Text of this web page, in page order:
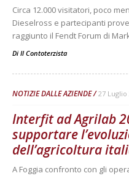
Circa 12.000 visitatori, poco
Dieselross e partecipanti
raggiunto il Fendt Forum di
Di Il Contoterzista
NOTIZIE DALLE AZIENDE 27 Luglio
Interfit ad Agrilab
supportare
dell’agricoltura
A Foggia confronto con gli